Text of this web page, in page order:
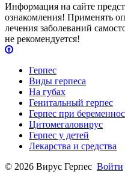
Информация на сайте
ознакомления! Применять
лечения заболеваний
не рекомендуется!
Герпес
Виды герпеса
На губах
Генитальный герпес
Герпес при
Цитомегаловирус
Герпес у детей
Лекарства и средства
© 2026 Вирус Герпес Войти